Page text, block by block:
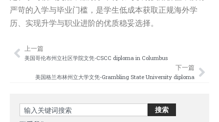
严苛的入学与毕业门槛，是学生低成本获取正规海外学
历、实现升学与职业进阶的优质稳妥选择。
Prev
上一篇
美国哥伦布州立社区学院文凭-CSCC diploma in Columbus
下一篇
美国格兰布林州立大学文凭-Grambling State University diploma
Search 搜索